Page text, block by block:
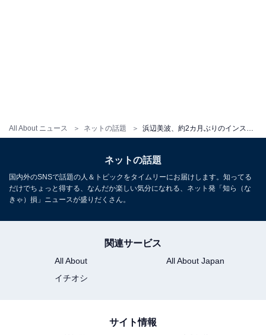
All About ニュース ネットの話題
ネットの話題
国内外のSNSで話題の人＆トピックをタイムリーにお届けします。知ってる
だけでちょっと得する、なんだか楽しい気分になれる、ネット発「知ら（な
きゃ）損」ニュースが盛りだくさん。
関連サービス
All About
All About Japan
イチオシ
サイト情報